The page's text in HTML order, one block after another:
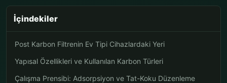
İçindekiler
Post Karbon Filtrenin Ev Tipi Cihazlardaki Yeri
Yapısal Özellikleri ve Kullanılan Karbon Türleri
Çalışma Prensibi: Adsorpsiyon ve Tat-Koku Düzenleme